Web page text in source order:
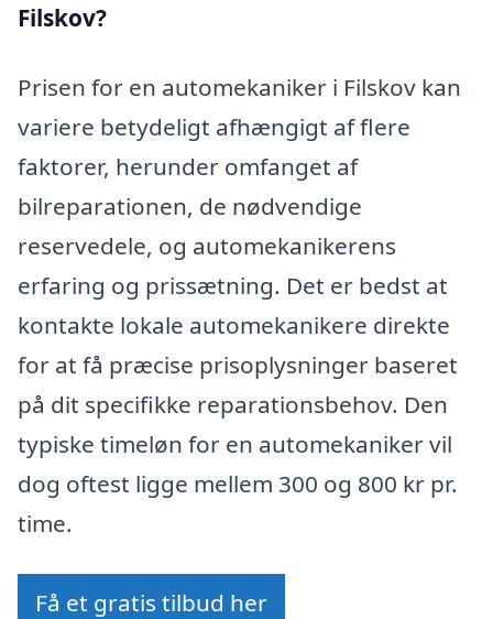
Filskov?
Prisen for en automekaniker i Filskov kan
variere betydeligt afhængigt af flere
faktorer, herunder omfanget af
bilreparationen, de nødvendige
reservedele, og automekanikerens
erfaring og prissætning. Det er bedst at
kontakte lokale automekanikere direkte
for at få præcise prisoplysninger baseret
på dit specifikke reparationsbehov. Den
typiske timeløn for en automekaniker vil
dog oftest ligge mellem 300 og 800 kr pr.
time.
Få et gratis tilbud her